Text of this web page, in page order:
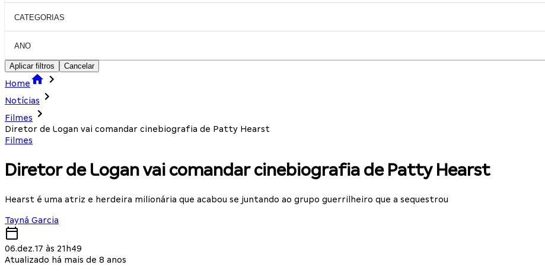
CATEGORIAS
ANO
Aplicar filtros Cancelar
Home
Notícias
Filmes
Diretor de Logan vai comandar cinebiografia de Patty Hearst
Filmes
Diretor de Logan vai comandar cinebiografia de Patty Hearst
Hearst é uma atriz e herdeira milionária que acabou se juntando ao grupo guerrilheiro que a sequestrou
Tayná Garcia
06.dez.17 às 21h49
Atualizado há mais de 8 anos